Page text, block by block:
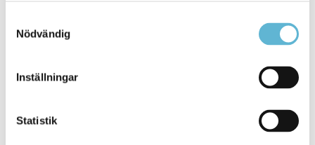
Nödvändig
Inställningar
Statistik
KONTAKT